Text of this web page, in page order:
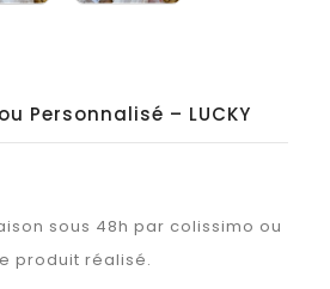
Personnalisé – LUCKY
sous 48h par colissimo ou
produit réalisé.